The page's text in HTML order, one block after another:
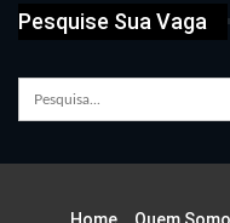
Pesquise Sua Vaga